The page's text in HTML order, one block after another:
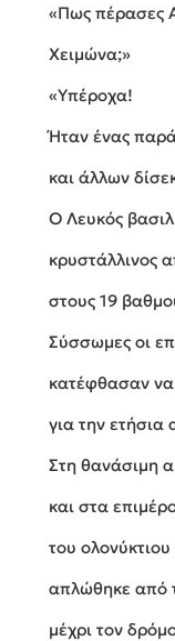
«Πως πέρασες
Χειμώνα;»
«Υπέροχα!
Ήταν ένας
και άλλων
Ο Λευκός
κρυστάλλινος
στους 19
Σύσσωμες οι
κατέφθασαν
για την
Στη θανάσιμη
και στα
του
απλώθηκε από
μέχρι τον